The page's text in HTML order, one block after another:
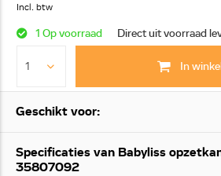
Incl. btw
1 Op voorraad Direct uit voorraad
In
Geschikt voor:
Specificaties van Babyliss
35807092